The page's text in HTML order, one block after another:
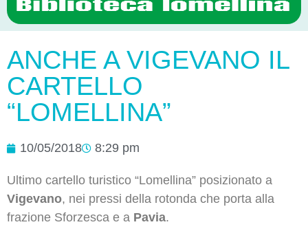
ANCHE A VIGEVANO IL
CARTELLO
“LOMELLINA”
10/05/2018 8:29 pm
Ultimo cartello turistico “Lomellina” posizionato a
Vigevano, nei pressi della rotonda che porta alla
frazione Sforzesca e a Pavia.